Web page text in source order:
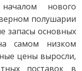
нового
полушарии
запасы основных
самом низком
цены выросли,
поставок в